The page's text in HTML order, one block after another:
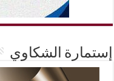
إستمارة الشكاوي